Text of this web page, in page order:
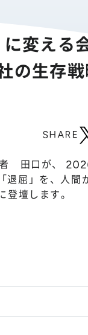
変える
の生存
SHARE
田口が、
屈」を、人間
壇します。